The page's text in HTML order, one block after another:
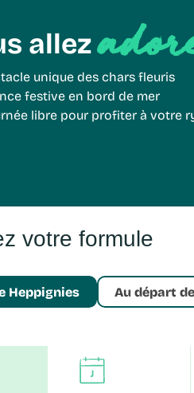
allez
unique des chars fleuris
festive en bord de mer
libre pour profiter à votre
votre formule
Heppignies Au départ